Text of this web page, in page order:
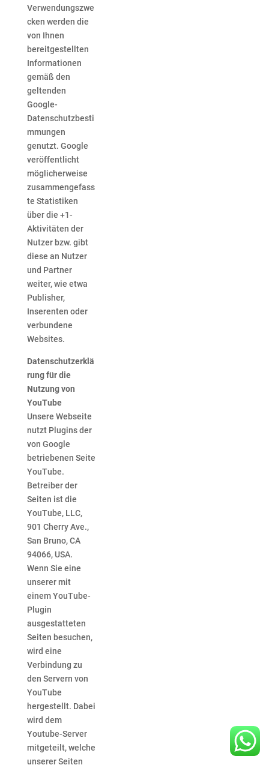
Verwendungszwe
cken werden die
von Ihnen
bereitgestellten
Informationen
gemäß den
geltenden
Google-
Datenschutzbesti
mmungen
genutzt. Google
veröffentlicht
möglicherweise
zusammengefass
te Statistiken
über die +1-
Aktivitäten der
Nutzer bzw. gibt
diese an Nutzer
und Partner
weiter, wie etwa
Publisher,
Inserenten oder
verbundene
Websites.
Datenschutzerklä
rung für die
Nutzung von
YouTube
Unsere Webseite
nutzt Plugins der
von Google
betriebenen Seite
YouTube.
Betreiber der
Seiten ist die
YouTube, LLC,
901 Cherry Ave.,
San Bruno, CA
94066, USA.
Wenn Sie eine
unserer mit
einem YouTube-
Plugin
ausgestatteten
Seiten besuchen,
wird eine
Verbindung zu
den Servern von
YouTube
hergestellt. Dabei
wird dem
Youtube-Server
mitgeteilt, welche
unserer Seiten